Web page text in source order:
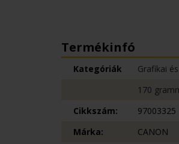
Termékinfó
Kategóriák
Grafikai
170
Cikkszám:
97003325
Márka:
CANON